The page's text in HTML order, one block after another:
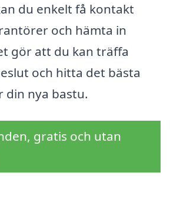
du enkelt få kontakt
och hämta in
gör att du kan träffa
och hitta det bästa
nya bastu.
gratis och utan